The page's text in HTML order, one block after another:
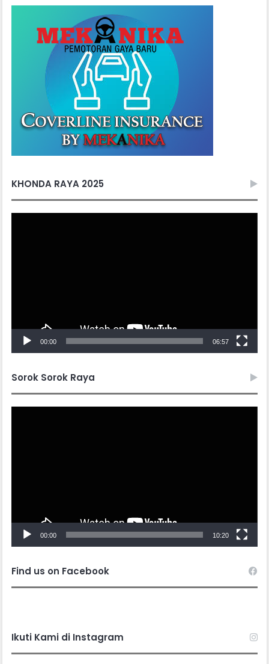
KHONDA RAYA 2025
00:00 06:57
Sorok Sorok Raya
00:00 10:20
Find us on Facebook
Ikuti Kami di Instagram